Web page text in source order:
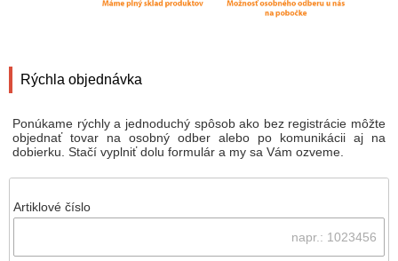
Rýchla objednávka
Ponúkame rýchly a jednoduchý spôsob ako bez registrácie môžte
objednať tovar na osobný odber alebo po komunikácii aj na
dobierku. Stačí vyplniť dolu formulár a my sa Vám ozveme.
Artiklové číslo